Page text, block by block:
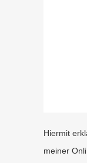
Hiermit
meiner